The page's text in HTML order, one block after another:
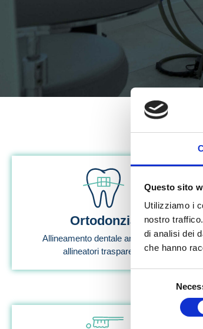
Questo sito
Utilizziamo i
nostro
di analisi dei
che hanno
Selezione
consenso
Ortodonzia
Allineamento dentale anche con
allineatori trasparenti.